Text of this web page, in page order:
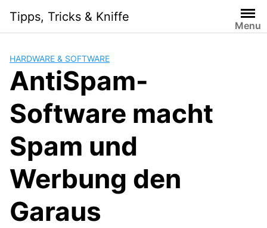
content
Tipps, Tricks & Kniffe
Menu
HARDWARE & SOFTWARE
AntiSpam-
Software macht
Spam und
Werbung den
Garaus